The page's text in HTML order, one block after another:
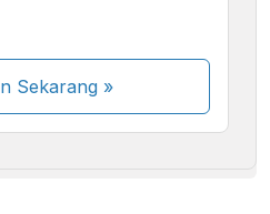
Sekarang»
masih dalam